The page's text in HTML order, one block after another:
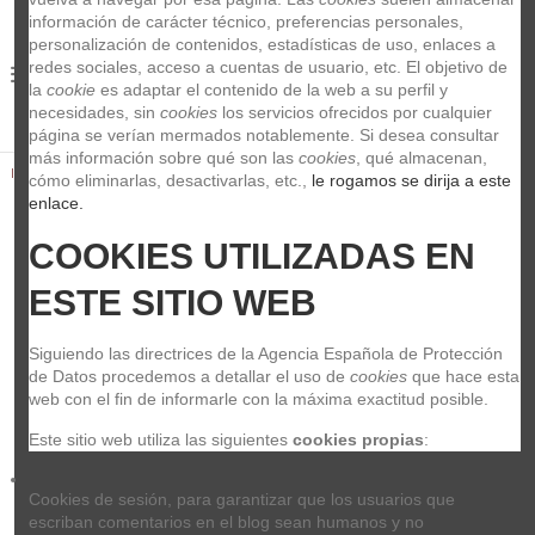
Inicio Sonido Ecualizadores Rack Rolls HR210 Stereo EQ Rack
información de carácter técnico, preferencias personales,
personalización de contenidos, estadísticas de uso, enlaces a
redes sociales, acceso a cuentas de usuario, etc. El objetivo de
la cookie es adaptar el contenido de la web a su perfil y
necesidades, sin cookies los servicios ofrecidos por cualquier
página se verían mermados notablemente. Si desea consultar
más información sobre qué son las cookies , qué almacenan,
cómo eliminarlas, desactivarlas, etc.,
le rogamos se dirija a este
enlace.
COOKIES UTILIZADAS EN
ESTE SITIO WEB
Siguiendo las directrices de la Agencia Española de Protección
de Datos procedemos a detallar el uso de cookies que hace esta
web con el fin de informarle con la máxima exactitud posible.
Este sitio web utiliza las siguientes cookies propias:
Cookies de sesión, para garantizar que los usuarios que
escriban comentarios en el blog sean humanos y no